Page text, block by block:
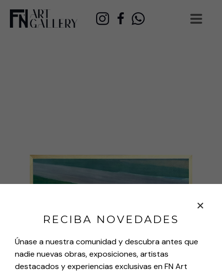
RECIBA NOVEDADES
Únase a nuestra comunidad y descubra antes que
nadie nuevas obras, exposiciones, artistas
destacados y experiencias exclusivas en FN Art